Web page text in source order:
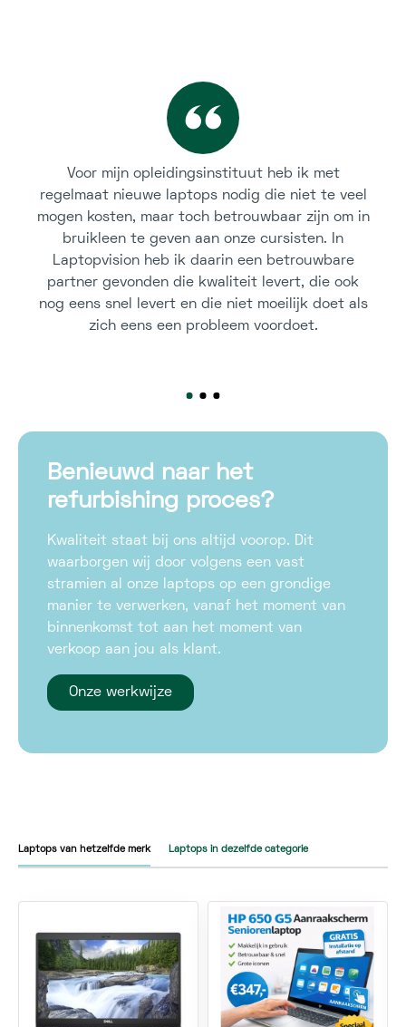
Voor mijn opleidingsinstituut heb ik met
regelmaat nieuwe laptops nodig die niet te veel
mogen kosten, maar toch betrouwbaar zijn om in
bruikleen te geven aan onze cursisten. In
Laptopvision heb ik daarin een betrouwbare
partner gevonden die kwaliteit levert, die ook
nog eens snel levert en die niet moeilijk doet als
zich eens een probleem voordoet.
Benieuwd naar het
refurbishing proces?
Kwaliteit staat bij ons altijd voorop. Dit
waarborgen wij door volgens een vast
stramien al onze laptops op een grondige
manier te verwerken, vanaf het moment van
binnenkomst tot aan het moment van
verkoop aan jou als klant.
Onze werkwijze
Laptops van hetzelfde merk Laptops in dezelfde categorie